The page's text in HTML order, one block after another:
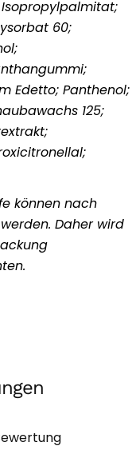
60;
Edetto; Panthenol;
125;
können nach
Daher wird
Pflichtfelder.